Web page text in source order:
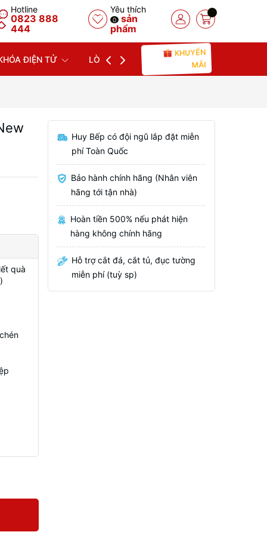
Hotline
0823 888
444
Yêu thích
0
sản
phẩm
ĐIỆN TỬ LÒ NƯỚNG LÒ VI SÓNG
KHUYẾN
MÃI
quà
Huy Bếp có đội ngũ lắp đặt miễn
phí Toàn Quốc
Bảo hành chính hãng (Nhân viên
hãng tới tận nhà)
Hoàn tiền 500% nếu phát hiện
hàng không chính hãng
Hỗ trợ cắt đá, cắt tủ, đục tường
miễn phí (tuỳ sp)